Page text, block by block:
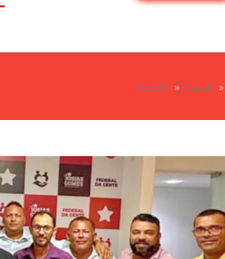
Home » Geral »